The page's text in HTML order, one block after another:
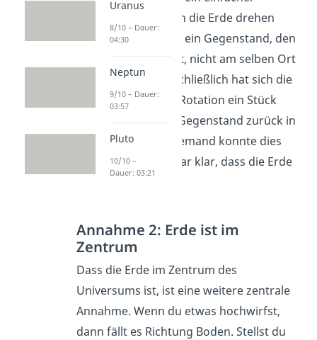
Gedanke: Wenn sich die Erde drehen
würde, dann würde ein Gegenstand, den
du nach oben wirfst, nicht am selben Ort
zurückkommen – schließlich hat sich die
Erde aufgrund der Rotation ein Stück
bewegt, bevor der Gegenstand zurück in
deine Hand fällt. Niemand konnte dies
beobachten, also war klar, dass die Erde
Annahme 2: Erde ist im
Zentrum
Dass die Erde im Zentrum des
Universums ist, ist eine weitere zentrale
Annahme. Wenn du etwas hochwirfst,
dann fällt es Richtung Boden. Stellst du
Uranus
8/10 – Dauer:
04:30
Neptun
9/10 – Dauer:
03:57
Pluto
10/10 –
Dauer: 03:21